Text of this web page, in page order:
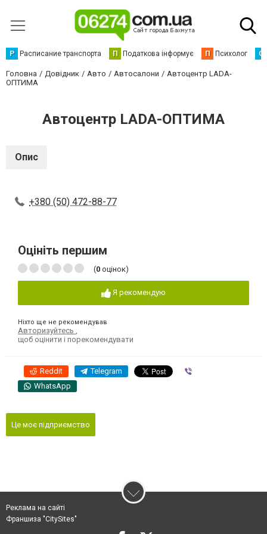
Р Расписание транспорта П Податкова інформує П Психолог С
Головна Довідник Авто Автосалони
Автоцентр LADA-
ОПТИМА
Автоцентр LADA-ОПТИМА
Опис
+380 (50) 472-88-77
Оцініть першим
(0 оцінок)
Я рекомендую
Ніхто ще не рекомендував
Авторизуйтесь
щоб оцінити і порекомендувати
Reddit Telegram
WhatsApp
Це моє підприємство
Реклама на сайті
Франшиза "CitySites"